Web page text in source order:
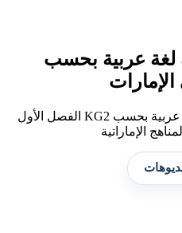
لغة عربية بحسب
عرض ملفات مذكرات وبنوك لغة عربية بحسب KG2 الفصل الأول
الإماراتية